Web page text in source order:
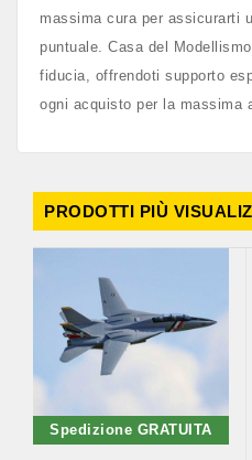
massima cura per assicurarti
puntuale. Casa del
fiducia, offrendoti supporto
ogni acquisto per la massima
PRODOTTI PIÙ
Spedizione GRATUITA